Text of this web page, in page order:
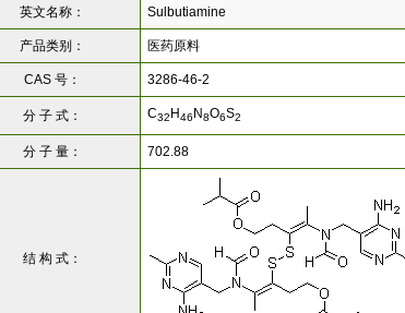
英文名称： Sulbutiamine
产品类别： 医药原料
CAS 号： 3286-46-2
分 子 式： C32 H46 N8O6S2
分 子 量： 702.88
结 构 式：